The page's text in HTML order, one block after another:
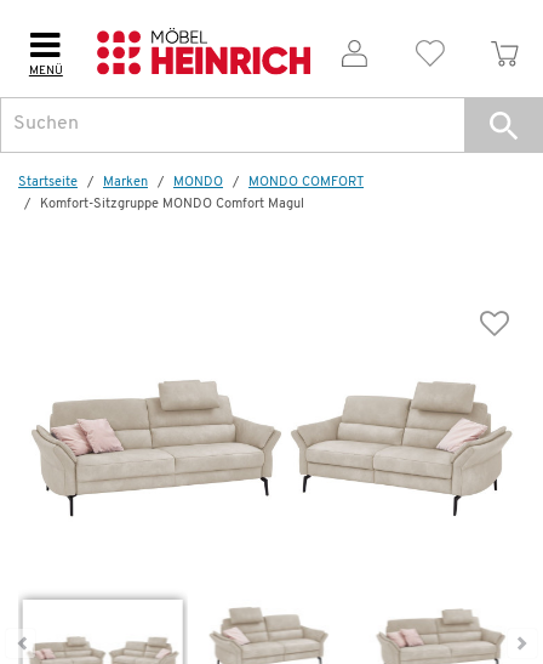
MENÜ
Startseite Marken MONDO
MONDO COMFORT
Komfort-Sitzgruppe MONDO Comfort Magul
Weitere Artikel aus der Serie
Komfort-Sitzgruppe
MONDO Comfort Magul
8.999,00 €